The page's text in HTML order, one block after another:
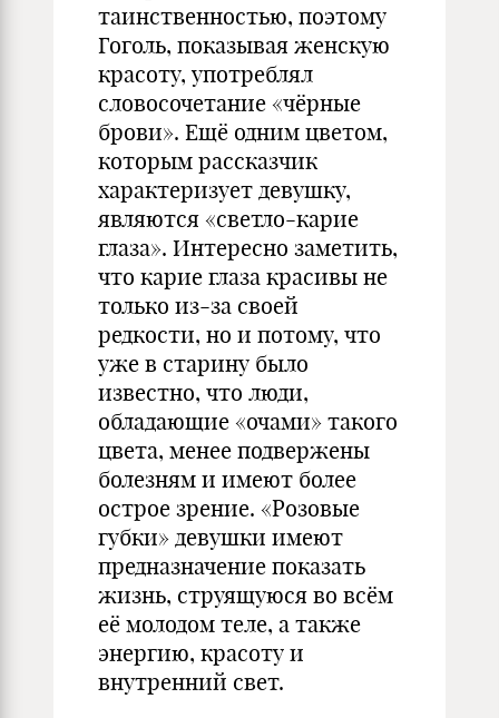
таинственностью, поэтому
Гоголь, показывая женскую
красоту, употреблял
словосочетание «чёрные
брови». Ещё одним цветом,
которым рассказчик
характеризует девушку,
являются «светло-карие
глаза». Интересно заметить,
что карие глаза красивы не
только из-за своей
редкости, но и потому, что
уже в старину было
известно, что люди,
обладающие «очами» такого
цвета, менее подвержены
болезням и имеют более
острое зрение. «Розовые
губки» девушки имеют
предназначение показать
жизнь, струящуюся во всём
её молодом теле, а также
энергию, красоту и
внутренний свет.